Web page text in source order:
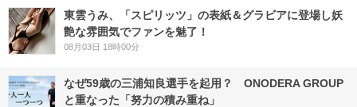
東雲うみ、「スピリッツ」の表紙＆グラビアに登場し妖
艶な雰囲気でファンを魅了！
08月03日 18時00分
なぜ59歳の三浦知良選手を起用？ ONODERA GROUP
と重なった「努力の積み重ね」